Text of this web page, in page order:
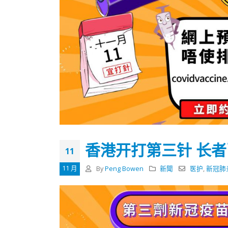
11
11 月
香港开打第三针 长
By Peng Bowen 新聞 医护,新冠肺
香港全港各区工商联永远名誉
会长吴锡有出席2023首届中国
(深圳)乡村振兴产业博览会开幕
選舉日
2023-